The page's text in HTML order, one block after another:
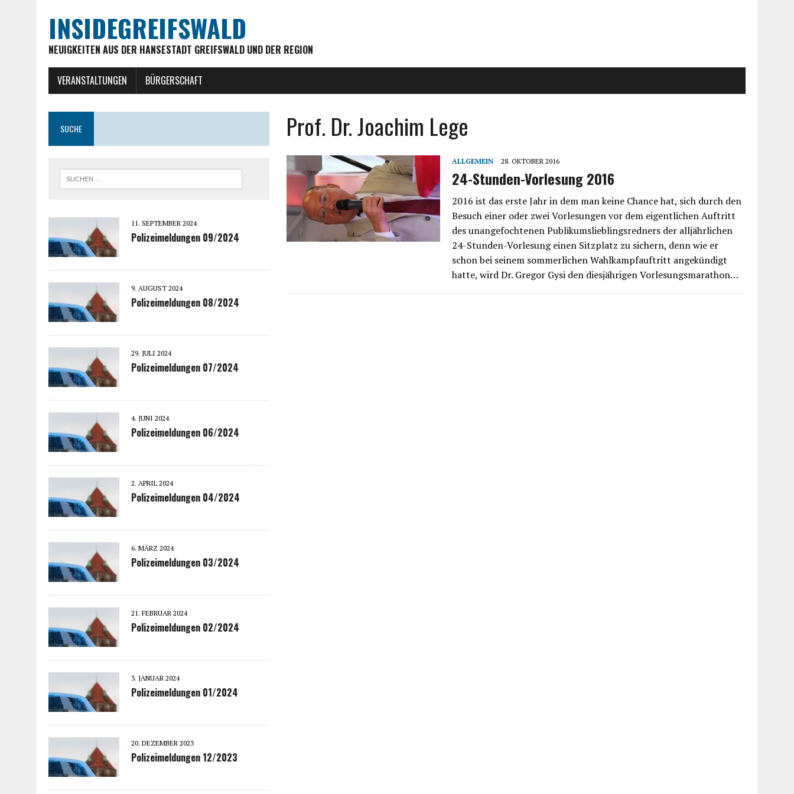
INSIDEGREIFSWALD
NEUIGKEITEN AUS DER HANSESTADT GREIFSWALD UND DER REGION
VERANSTALTUNGEN BÜRGERSCHAFT
Prof. Dr. Joachim Lege
ALLGEMEIN 28. OKTOBER 2016
24-Stunden-Vorlesung 2016
2016 ist das erste Jahr in dem man keine Chance hat, sich durch den
Besuch einer oder zwei Vorlesungen vor dem eigentlichen Auftritt
des unangefochtenen Publikumslieblingsredners der alljährlichen
24-Stunden-Vorlesung einen Sitzplatz zu sichern, denn wie er
schon bei seinem sommerlichen Wahlkampfauftritt angekündigt
hatte, wird Dr. Gregor Gysi den diesjährigen Vorlesungsmarathon…
SUCHE
11. SEPTEMBER 2024
Polizeimeldungen 09/2024
9. AUGUST 2024
Polizeimeldungen 08/2024
29. JULI 2024
Polizeimeldungen 07/2024
4. JUNI 2024
Polizeimeldungen 06/2024
2. APRIL 2024
Polizeimeldungen 04/2024
6. MÄRZ 2024
Polizeimeldungen 03/2024
21. FEBRUAR 2024
Polizeimeldungen 02/2024
3. JANUAR 2024
Polizeimeldungen 01/2024
20. DEZEMBER 2023
Polizeimeldungen 12/2023